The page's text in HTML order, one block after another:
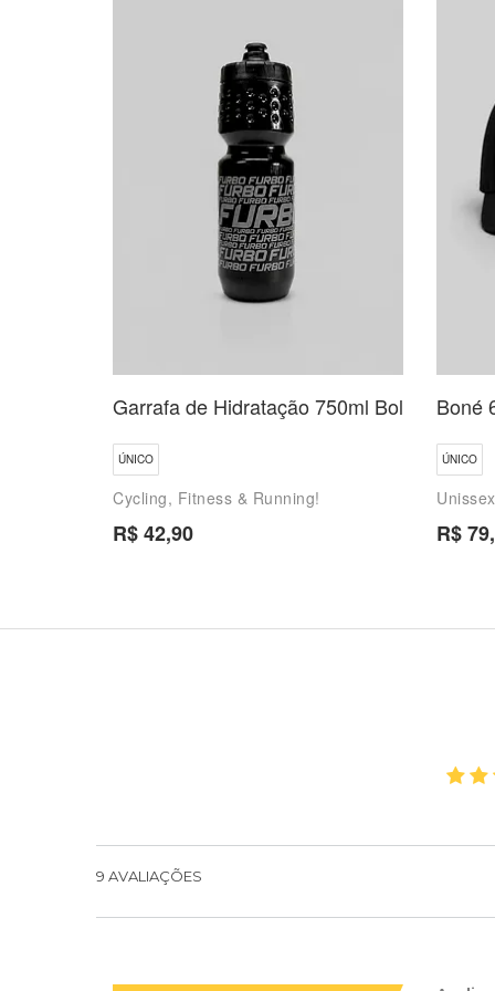
Garrafa de Hidratação 750ml Bold
ÚNICO
Cycling, Fitness & Running!
R$ 42,90
Boné
ÚNICO
R$
9 AVALIAÇÕES